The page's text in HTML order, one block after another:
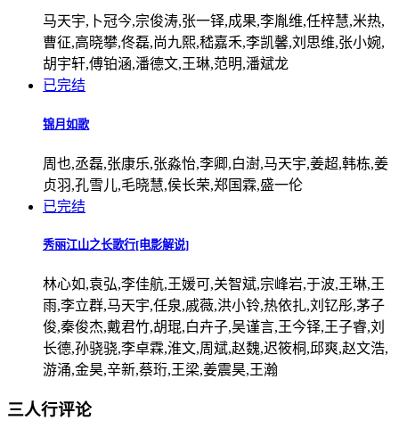
马天宇,卜冠今,宗俊涛,张一铎,成果,李胤维,任梓慧,米热,
曹征,高晓攀,佟磊,尚九熙,嵇嘉禾,李凯馨,刘思维,张小婉,
胡宇轩,傅铂涵,潘德文,王琳,范明,潘斌龙
已完结
锦月如歌
周也,丞磊,张康乐,张淼怡,李卿,白澍,马天宇,姜超,韩栋,姜
贞羽,孔雪儿,毛晓慧,侯长荣,郑国霖,盛一伦
已完结
秀丽江山之长歌行[电影解说]
林心如,袁弘,李佳航,王媛可,关智斌,宗峰岩,于波,王琳,王
雨,李立群,马天宇,任泉,戚薇,洪小铃,热依扎,刘钇彤,茅子
俊,秦俊杰,戴君竹,胡琨,白卉子,吴谨言,王今铎,王子睿,刘
长德,孙骁骁,李卓霖,淮文,周斌,赵魏,迟筱桐,邱爽,赵文浩,
游涌,金昊,辛新,蔡珩,王梁,姜震昊,王瀚
三人行评论